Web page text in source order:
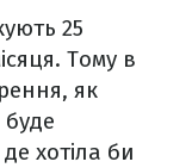
25
Тому в
як
буде
хотіла би